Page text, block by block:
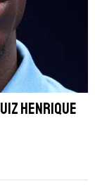
Henrique